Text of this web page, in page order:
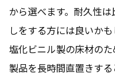
から選べます。耐久性
しをする方には良いか
塩化ビニル製の床材の
製品を長時間直置きす